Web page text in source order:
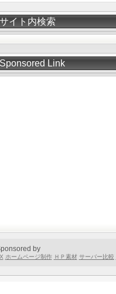
サイト内検索
Sponsored Link
by
ホームページ制作 ＨＰ素材 サーバー比較